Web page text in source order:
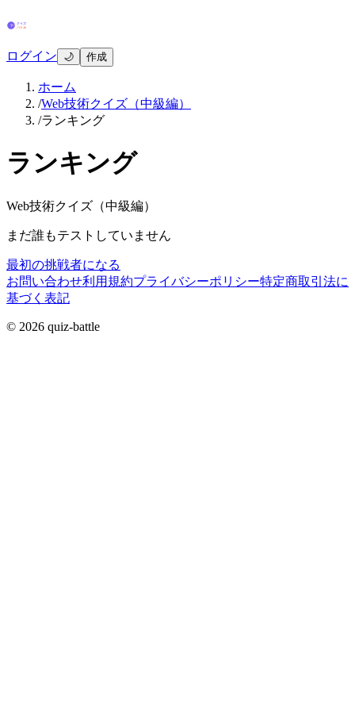
ログイン 🌙 作成
ホーム
/Web技術クイズ（中級編）
/ランキング
ランキング
Web技術クイズ（中級編）
まだ誰もテストしていません
最初の挑戦者になる
お問い合わせ利用規約プライバシーポリシー特定商取引法に
基づく表記
© 2026 quiz-battle